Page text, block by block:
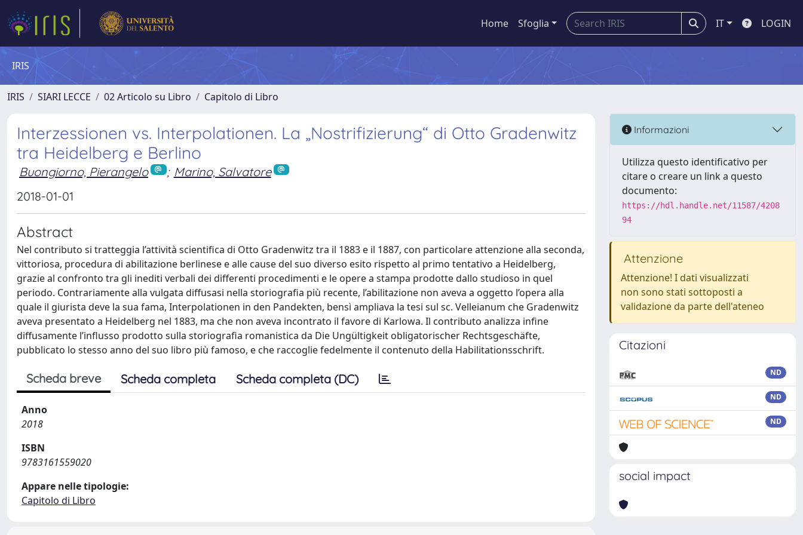
Home Sfoglia IT LOGIN
IRIS
IRIS SIARI LECCE 02 Articolo su Libro Capitolo di Libro
Interzessionen vs. Interpolationen. La „Nostrifizierung“ di Otto Gradenwitz
tra Heidelberg e Berlino
Buongiorno, Pierangelo ; Marino, Salvatore
2018-01-01
Abstract
Nel contributo si tratteggia l’attività scientifica di Otto Gradenwitz tra il 1883 e il 1887, con particolare attenzione alla seconda,
vittoriosa, procedura di abilitazione berlinese e alle cause del suo diverso esito rispetto al primo tentativo a Heidelberg,
grazie al confronto tra gli inediti verbali dei differenti procedimenti e le opere a stampa prodotte dallo studioso in quel
periodo. Contrariamente alla vulgata diffusasi nella storiografia più recente, l’abilitazione non aveva a oggetto l’opera alla
quale il giurista deve la sua fama, Interpolationen in den Pandekten, bensì ampliava la tesi sul sc. Velleianum che Gradenwitz
aveva presentato a Heidelberg nel 1883, ma che non aveva incontrato il favore di Karlowa. Il contributo analizza infine
diffusamente l’influsso prodotto sulla storiografia romanistica da Die Ungültigkeit obligatorischer Rechtsgeschäfte,
pubblicato lo stesso anno del suo libro più famoso, e che raccoglie fedelmente il contenuto della Habilitationsschrift.
Scheda breve Scheda completa Scheda completa (DC)
Anno
2018
ISBN
9783161559020
Appare nelle tipologie:
Capitolo di Libro
Informazioni
Utilizza questo identificativo per
citare o creare un link a questo
documento:
https://hdl.handle.net/11587/4208
94
Attenzione
Attenzione! I dati visualizzati
non sono stati sottoposti a
validazione da parte dell'ateneo
Citazioni
ND
ND
ND
social impact